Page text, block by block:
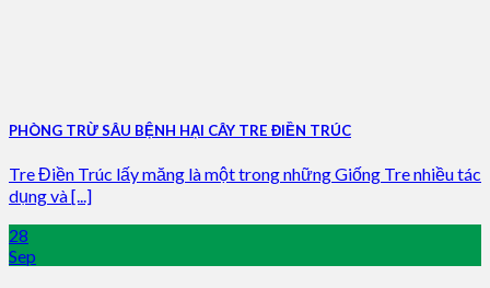
PHÒNG TRỪ SÂU BỆNH HẠI CÂY TRE ĐIỀN TRÚC
Tre Điền Trúc lấy măng là một trong những Giống Tre nhiều tác
dụng và [...]
28
Sep